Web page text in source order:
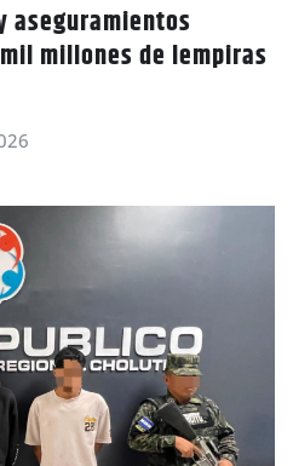
aseguramientos
millones de lempiras